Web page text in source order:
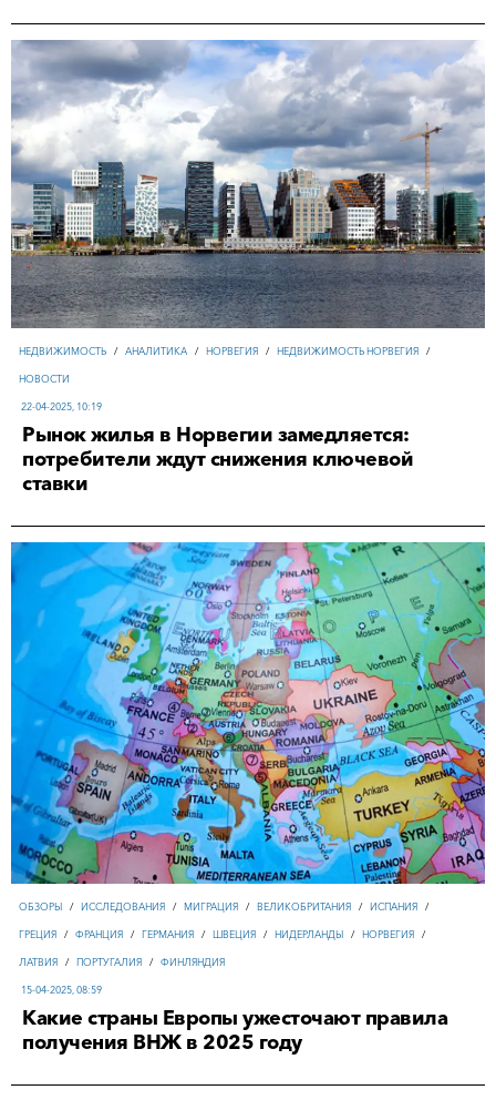
НЕДВИЖИМОСТЬ / АНАЛИТИКА / НОРВЕГИЯ / НЕДВИЖИМОСТЬ НОРВЕГИЯ /
НОВОСТИ
22-04-2025, 10:19
Рынок жилья в Норвегии замедляется:
потребители ждут снижения ключевой
ставки
ОБЗОРЫ / ИССЛЕДОВАНИЯ / МИГРАЦИЯ / ВЕЛИКОБРИТАНИЯ / ИСПАНИЯ /
ГРЕЦИЯ / ФРАНЦИЯ / ГЕРМАНИЯ / ШВЕЦИЯ / НИДЕРЛАНДЫ / НОРВЕГИЯ /
ЛАТВИЯ / ПОРТУГАЛИЯ / ФИНЛЯНДИЯ
15-04-2025, 08:59
Какие страны Европы ужесточают правила
получения ВНЖ в 2025 году